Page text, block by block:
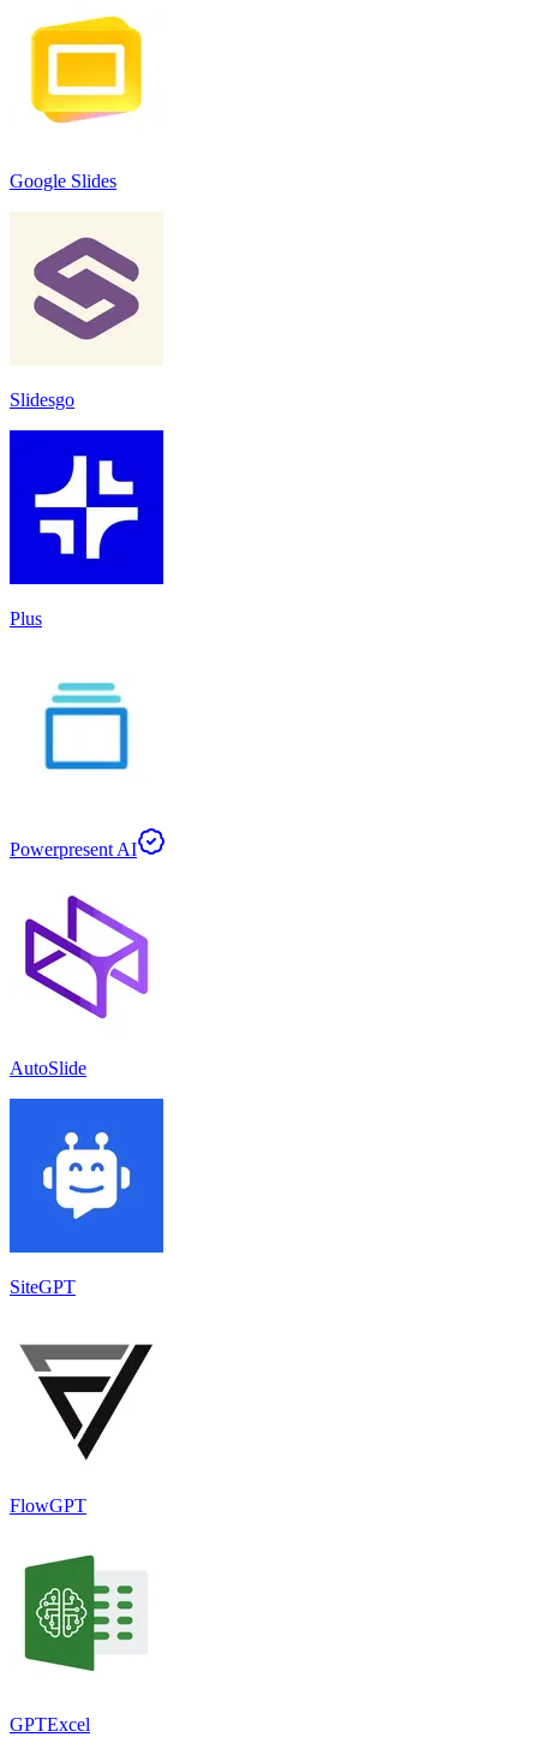
Google Slides
Slidesgo
Plus
Powerpresent AI
AutoSlide
SiteGPT
FlowGPT
GPTExcel